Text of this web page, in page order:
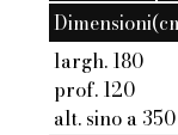
largh. 180
prof. 120
alt. sino a 350